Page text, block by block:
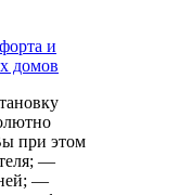
и
домов
при этом
—
—